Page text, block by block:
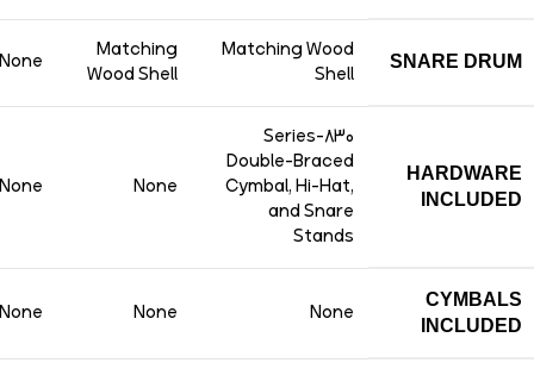
SNARE DRUM
Matching Wood
Shell
Matching
Wood Shell
None
HARDWARE
INCLUDED
830-Series
Double-Braced
Cymbal, Hi-Hat,
and Snare
Stands
None
None
CYMBALS
INCLUDED
None
None
None